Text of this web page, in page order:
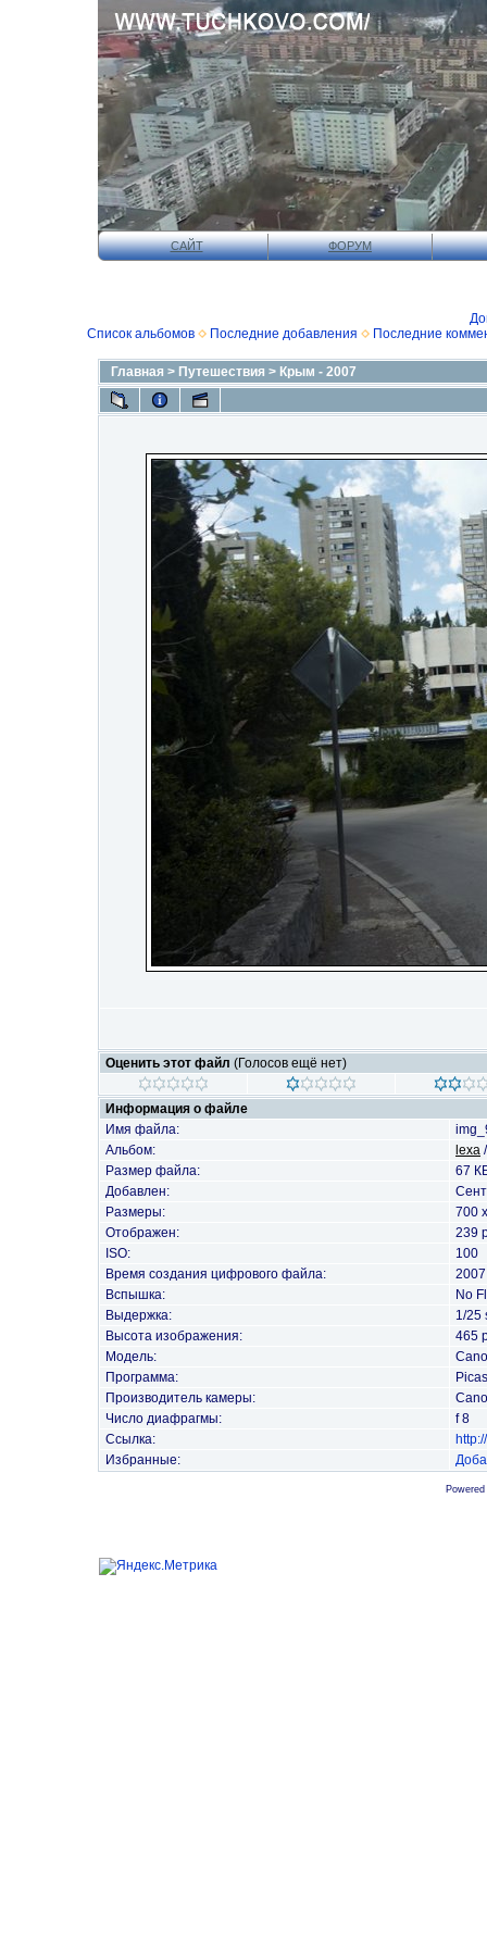
САЙТ ФОРУМ
Список альбомов
Последние добавления Последние
Главная > Путешествия > Крым - 2007
Оценить этот файл (Голосов ещё нет)
Информация о файле
Имя файла:
Альбом:
lexa
Размер файла:
67
Добавлен:
Размеры:
700
Отображен:
239
ISO:
100
Время создания цифрового файла:
Вспышка:
No
Выдержка:
1/25
Высота изображения:
465
Модель:
Программа:
Производитель камеры:
Число диафрагмы:
f 8
Ссылка:
Избранные: